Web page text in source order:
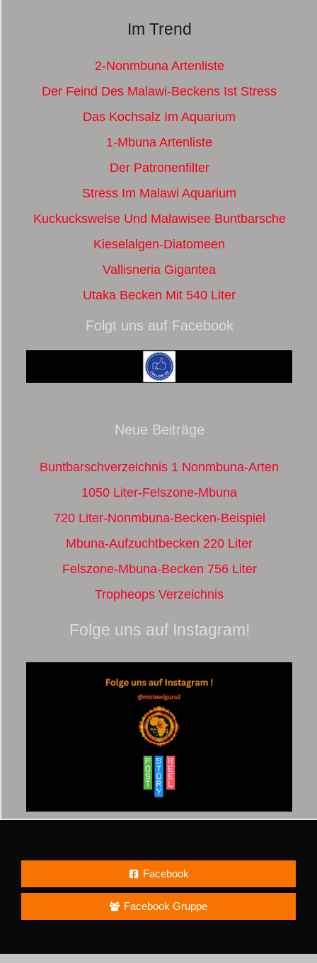
Im Trend
2-Nonmbuna Artenliste
Der Feind Des Malawi-Beckens Ist Stress
Das Kochsalz Im Aquarium
1-Mbuna Artenliste
Der Patronenfilter
Stress Im Malawi Aquarium
Kuckuckswelse Und Malawisee Buntbarsche
Kieselalgen-Diatomeen
Vallisneria Gigantea
Utaka Becken Mit 540 Liter
Folgt uns auf Facebook
Neue Beiträge
Buntbarschverzeichnis 1 Nonmbuna-Arten
1050 Liter-Felszone-Mbuna
720 Liter-Nonmbuna-Becken-Beispiel
Mbuna-Aufzuchtbecken 220 Liter
Felszone-Mbuna-Becken 756 Liter
Tropheops Verzeichnis
Folge uns auf Instagram!
Facebook
Facebook Gruppe